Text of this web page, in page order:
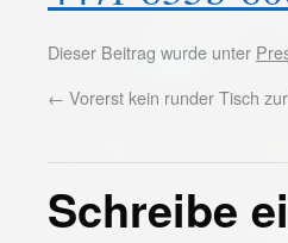
Dieser Beitrag wurde unter
← Vorerst kein runder Tisch
Schreibe